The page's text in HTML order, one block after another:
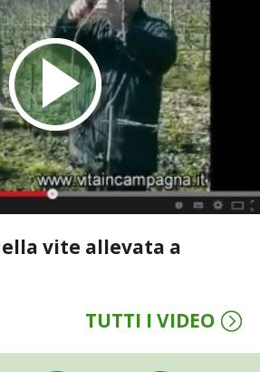
vite allevata a
TUTTI I VIDEO